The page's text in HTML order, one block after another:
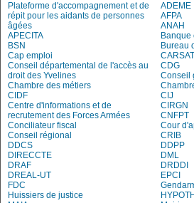
Plateforme d'accompagnement et de
répit pour les aidants de personnes
âgées
ADEME
AFPA
ANAH
APECITA
Banque
BSN
Bureau
Cap emploi
CARSAT
Conseil départemental de l'accès au
droit des Yvelines
CDG
Conseil
Chambre des métiers
CIDF
CIJ
Centre d'informations et de
recrutement des Forces Armées
CIRGN
CNFPT
Conciliateur fiscal
Cour
Conseil régional
CRIB
DDCS
DDPP
DIRECCTE
DML
DRAF
DRDDI
DREAL-UT
EPCI
FDC
Huissiers de justice